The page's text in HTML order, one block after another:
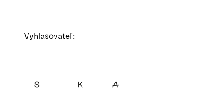
Vyhlasovateľ: